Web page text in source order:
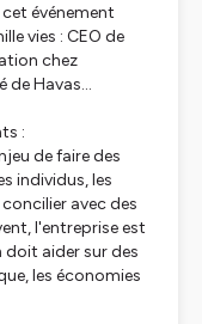
événement
vies : CEO de
chez
de Havas…
:
de faire des
individus, les
avec des
l'entreprise est
aider sur des
les économies